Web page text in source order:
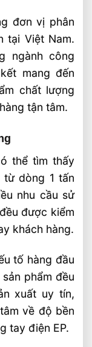
đơn vị phân
tại Việt Nam.
ngành công
mang đến
chất lượng
tận tâm.
thể tìm thấy
từ dòng 1 tấn
nhu cầu sử
được kiểm
khách hàng.
tố hàng đầu
phẩm đều
xuất uy tín,
về độ bền
tay điện EP.